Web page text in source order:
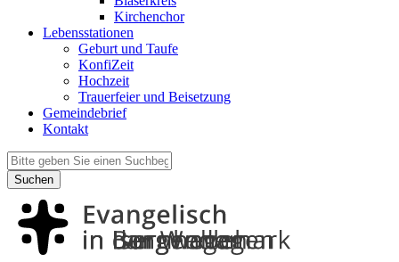
Kirchenchor
Lebensstationen
Geburt und Taufe
KonfiZeit
Hochzeit
Trauerfeier und Beisetzung
Gemeindebrief
Kontakt
Suchen